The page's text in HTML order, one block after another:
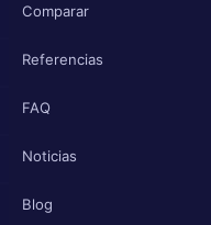
Comparar
Referencias
FAQ
Noticias
Blog